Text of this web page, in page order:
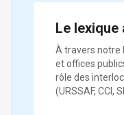
Le
À travers notre
et offices
rôle des
(URSSAF, CCI,